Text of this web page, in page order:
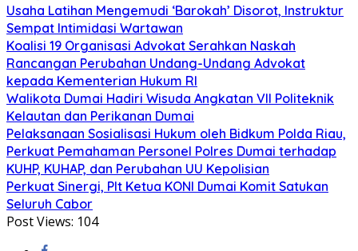
Usaha Latihan Mengemudi ‘Barokah’ Disorot, Instruktur
Sempat Intimidasi Wartawan
Koalisi 19 Organisasi Advokat Serahkan Naskah
Rancangan Perubahan Undang-Undang Advokat
kepada Kementerian Hukum RI
Walikota Dumai Hadiri Wisuda Angkatan VII Politeknik
Kelautan dan Perikanan Dumai
Pelaksanaan Sosialisasi Hukum oleh Bidkum Polda Riau,
Perkuat Pemahaman Personel Polres Dumai terhadap
KUHP, KUHAP, dan Perubahan UU Kepolisian
Perkuat Sinergi, Plt Ketua KONI Dumai Komit Satukan
Seluruh Cabor
Post Views: 104